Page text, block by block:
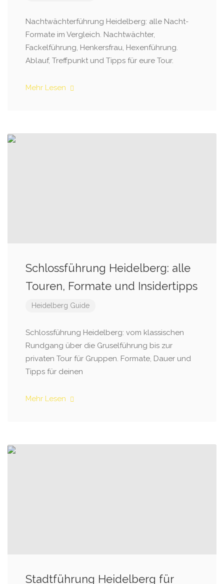
Nachtwächterführung Heidelberg: alle Nacht-
Formate im Vergleich. Nachtwächter,
Fackelführung, Henkersfrau, Hexenführung.
Ablauf, Treffpunkt und Tipps für eure Tour.
Mehr Lesen
Schlossführung Heidelberg: alle
Touren, Formate und Insidertipps
Heidelberg Guide
Schlossführung Heidelberg: vom klassischen
Rundgang über die Gruselführung bis zur
privaten Tour für Gruppen. Formate, Dauer und
Tipps für deinen
Mehr Lesen
Stadtführung Heidelberg für